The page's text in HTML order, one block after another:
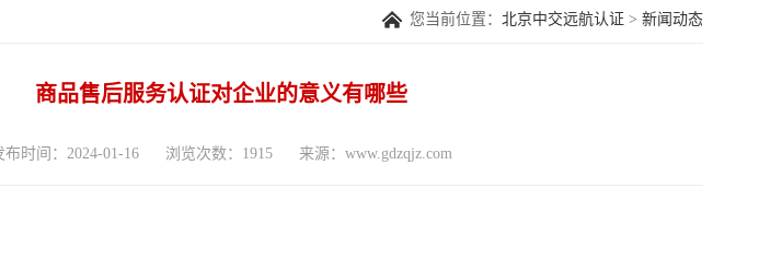
您当前位置： 北京中交远航认证 > 新闻动态
商品售后服务认证对企业的意义有哪些
布时间：2024-01-16 浏览次数：1915 来源：www.gdzqjz.com